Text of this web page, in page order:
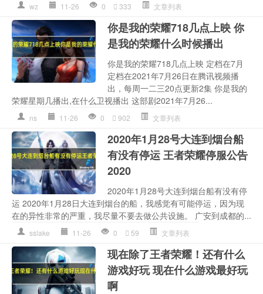
wz 11-26 0 333 文章列表
你是我的荣耀718几点上映 你
是我的荣耀什么时候播出
你是我的荣耀718几点上映 定档在7月
定档在2021年7月26日在腾讯视频播
出，每周一二三20点更新2集 你是我的
荣耀星期几播出,在什么卫视播出 这部剧2021年7月26...
ns 11-26 0 902 文章列表
2020年1月28号大连到烟台船
有没有停运 王者荣耀停服公告
2020
2020年1月28号大连到烟台船有没有停
运 2020年1月28日大连到烟台的船，我感觉有可能停运，因为现
在的异性非常的严重，我尽量不要去做公共设施。 广安到成都的...
sslake 11-26 0 59 文章列表
现在除了王者荣耀！还有什么
游戏好玩 现在什么游戏最好玩
啊